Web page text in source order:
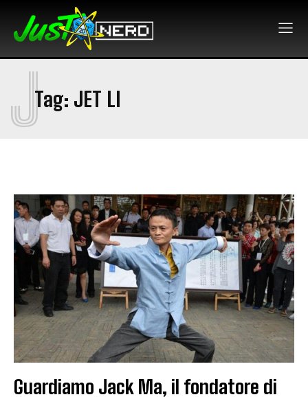
Tag: JET LI
J
Guardiamo Jack Ma, il fondatore di